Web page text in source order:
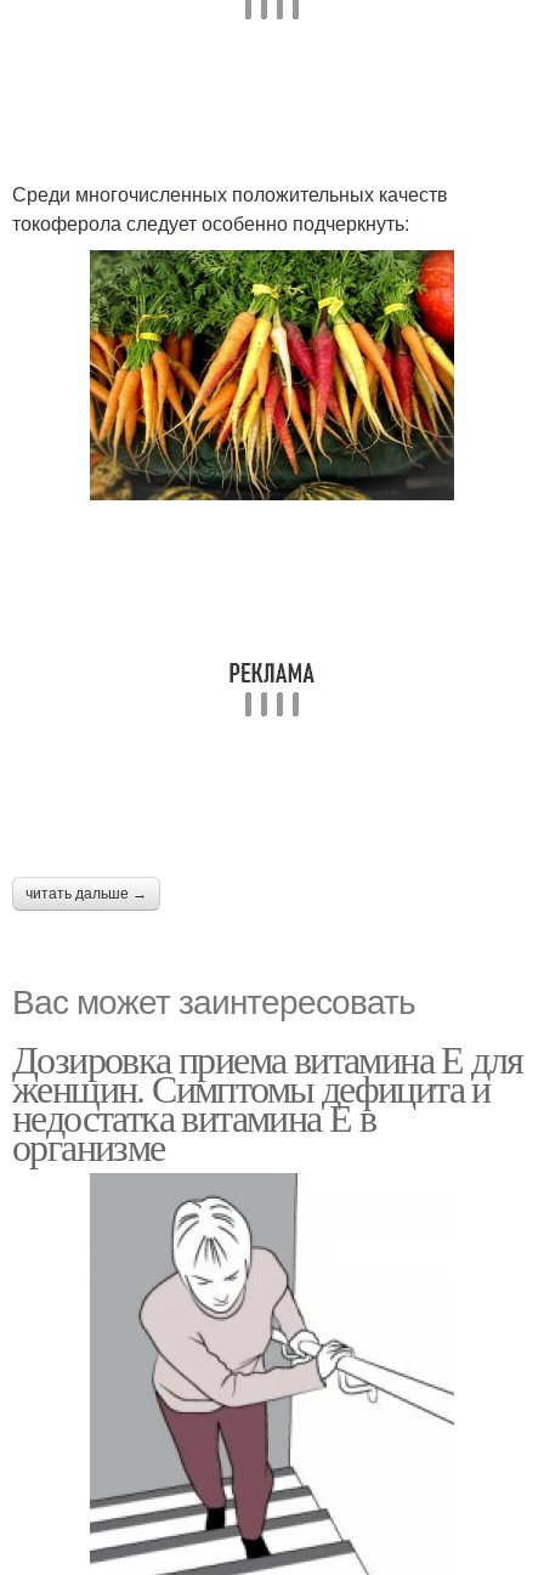
Среди многочисленных положительных качеств
токоферола следует особенно подчеркнуть:
читать дальше →
Вас может заинтересовать
Дозировка приема витамина Е для
женщин. Симптомы дефицита и
недостатка витамина Е в
организме